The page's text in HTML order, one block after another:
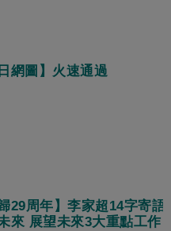
日網圖】火速通過
歸29周年】李家超14字寄語
來 展望未來3大重點工作